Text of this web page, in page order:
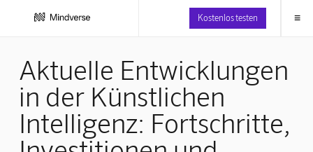
Kostenlos testen ≡
Aktuelle Entwicklungen
in der Künstlichen
Intelligenz: Fortschritte,